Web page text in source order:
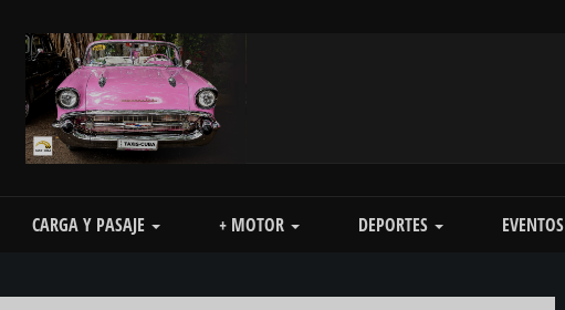
CARGA Y PASAJE + MOTOR DEPORTES EVENTOS